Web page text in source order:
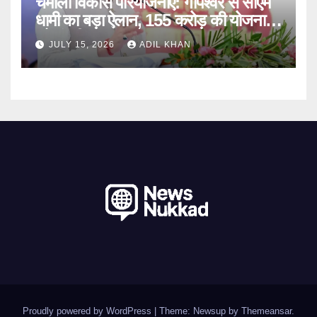
धामी का बड़ा ऐलान, 155 करोड़ की योजनाओं
को मंजूरी
JULY 15, 2026 ADIL KHAN
Proudly powered by WordPress | Theme: Newsup by Themeansar.